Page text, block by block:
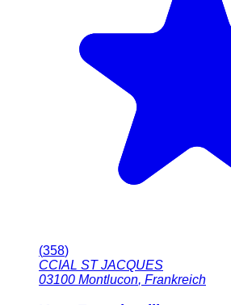
(358)
CCIAL ST JACQUES
03100 Montlucon, Frankreich